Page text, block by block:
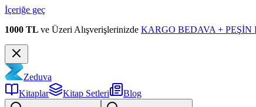
İçeriğe geç
1000 TL ve Üzeri Alışverişlerinizde KARGO BEDAVA +
Zeduva
Kitaplar
Kitap Setleri Blog